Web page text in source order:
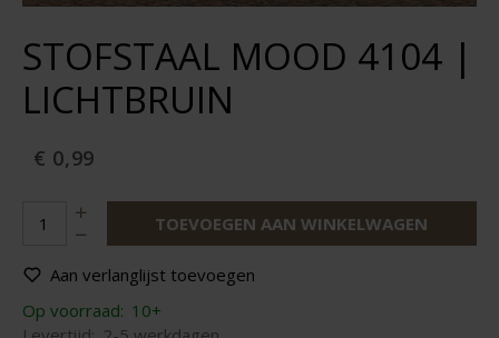
STOFSTAAL MOOD 4104 |
LICHTBRUIN
€ 0,99
TOEVOEGEN AAN WINKELWAGEN
Aan verlanglijst toevoegen
Op voorraad: 10+